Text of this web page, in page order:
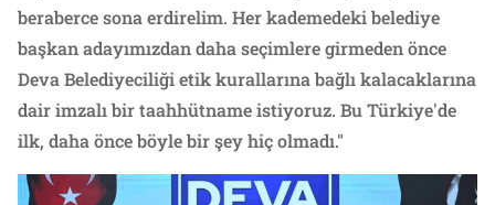
beraberce sona erdirelim. Her kademedeki belediye
başkan adayımızdan daha seçimlere girmeden önce
Deva Belediyeciliği etik kurallarına bağlı kalacaklarına
dair imzalı bir taahhütname istiyoruz. Bu Türkiye'de
ilk, daha önce böyle bir şey hiç olmadı."